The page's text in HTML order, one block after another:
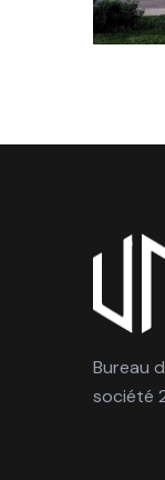
Bureau
société